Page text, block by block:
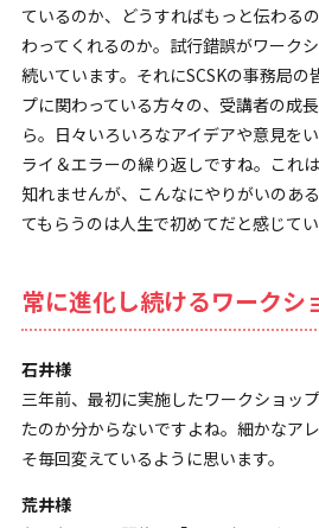
ているのか、どうすればもっと伝わる
わってくれるのか。試行錯誤がワーク
続いています。それにSCSKの事務局
プに関わっている方々の、受講者の成
ら。日々いろいろなアイデアや意見を
ライ＆エラーの繰り返しですね。これ
知れませんが、こんなにやりがいのあ
てもらうのは人生で初めてだと感じてい
常に進化し続けるワークシ
石井様
三年前、最初に実施したワークショッ
たのか分からないですよね。細かなア
そ毎回変えているように思います。
荒井様